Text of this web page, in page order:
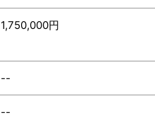
1,750,000円
--
--